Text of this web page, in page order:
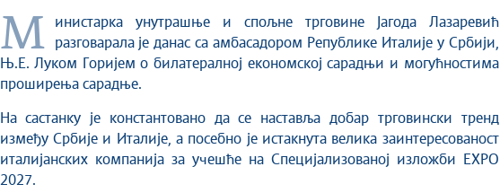
Министарка унутрашње и спољне трговине Јагода Лазаревић
разговарала је данас са амбасадором Републике Италије у Србији,
Њ.Е. Луком Горијем о билатералној економској сарадњи и могућностима
проширења сарадње.
На састанку је константовано да се наставља добар трговински тренд
између Србије и Италије, а посебно је истакнута велика заинтересованост
италијанских компанија за учешће на Специјализованој изложби EXPO
2027.